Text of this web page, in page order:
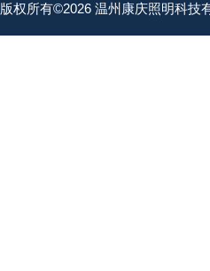
版权所有©2026 温州康庆照明科技